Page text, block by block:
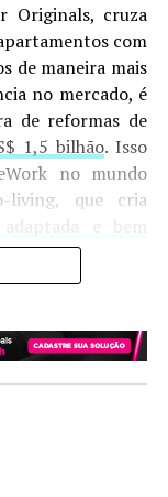
Originals, cruza
com
de maneira mais
no mercado, é
de reformas de
1,5 bilhão. Isso
no mundo
living, que cria
de